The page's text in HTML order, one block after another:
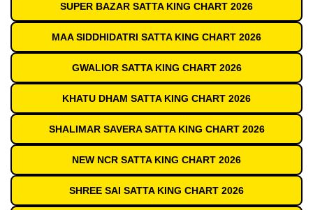
SUPER BAZAR SATTA KING CHART 2026
MAA SIDDHIDATRI SATTA KING CHART 2026
GWALIOR SATTA KING CHART 2026
KHATU DHAM SATTA KING CHART 2026
SHALIMAR SAVERA SATTA KING CHART 2026
NEW NCR SATTA KING CHART 2026
SHREE SAI SATTA KING CHART 2026